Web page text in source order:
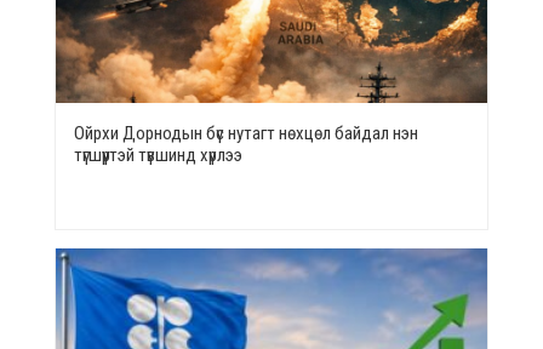
Ойрхи Дорнодын бүс нутагт нөхцөл байдал нэн
түгшүүртэй түвшинд хүрлээ